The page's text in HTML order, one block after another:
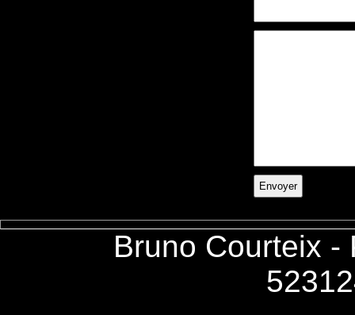
Bruno Courteix -